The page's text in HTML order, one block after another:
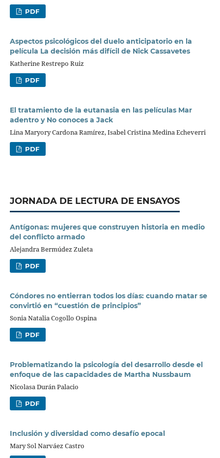
PDF
Aspectos psicológicos del duelo anticipatorio en la
película La decisión más difícil de Nick Cassavetes
Katherine Restrepo Ruiz
PDF
El tratamiento de la eutanasia en las películas Mar
adentro y No conoces a Jack
Lina Maryory Cardona Ramírez, Isabel Cristina Medina Echeverri
PDF
JORNADA DE LECTURA DE ENSAYOS
Antígonas: mujeres que construyen historia en medio
del conflicto armado
Alejandra Bermúdez Zuleta
PDF
Cóndores no entierran todos los días: cuando matar se
convirtió en “cuestión de principios”
Sonia Natalia Cogollo Ospina
PDF
Problematizando la psicología del desarrollo desde el
enfoque de las capacidades de Martha Nussbaum
Nicolasa Durán Palacio
PDF
Inclusión y diversidad como desafío epocal
Mary Sol Narváez Castro